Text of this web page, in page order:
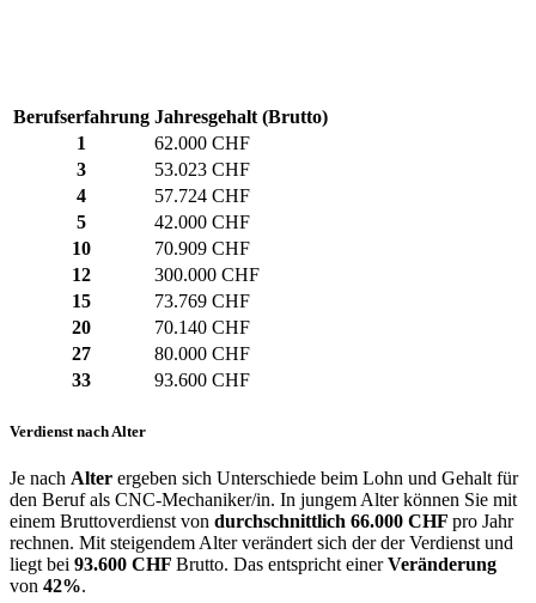
Berufserfahrung Jahresgehalt (Brutto)
1
62.000 CHF
3
53.023 CHF
4
57.724 CHF
5
42.000 CHF
10
70.909 CHF
12
300.000 CHF
15
73.769 CHF
20
70.140 CHF
27
80.000 CHF
33
93.600 CHF
Verdienst nach Alter
Je nach Alter ergeben sich Unterschiede beim Lohn und Gehalt für
den Beruf als CNC-Mechaniker/in. In jungem Alter können Sie mit
einem Bruttoverdienst von durchschnittlich 66.000 CHF pro Jahr
rechnen. Mit steigendem Alter verändert sich der der Verdienst und
liegt bei 93.600 CHF Brutto. Das entspricht einerVeränderung
von 42%.